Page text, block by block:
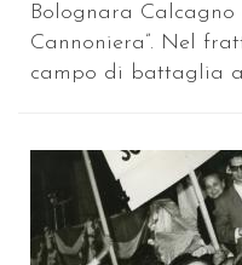
Bolognara Calcagno
Cannoniera”. Nel
campo di battaglia